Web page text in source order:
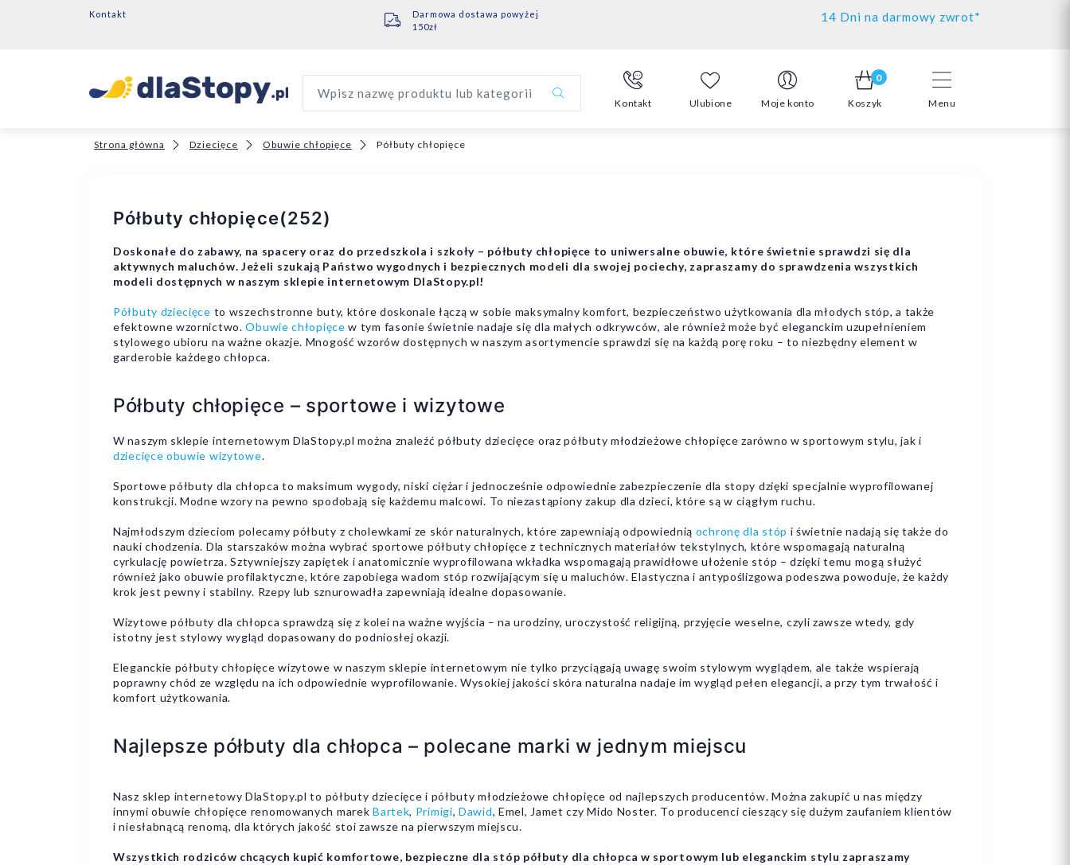
Kontakt
Darmowa dostawa powyżej
150zł
14 Dni na darmowy zwrot*
Menu
Wpisz nazwę produktu lub kategorii
Kontakt Ulubione Moje konto
0
Koszyk
Strona główna Dziecięce Obuwie chłopięce Półbuty chłopięce
Półbuty chłopięce(252)
Doskonałe do zabawy, na spacery oraz do przedszkola i szkoły – półbuty chłopięce to uniwersalne obuwie, które świetnie sprawdzi się dla
aktywnych maluchów. Jeżeli szukają Państwo wygodnych i bezpiecznych modeli dla swojej pociechy, zapraszamy do sprawdzenia wszystkich
modeli dostępnych w naszym sklepie internetowym DlaStopy.pl!
Półbuty dziecięce to wszechstronne buty, które doskonale łączą w sobie maksymalny komfort, bezpieczeństwo użytkowania dla młodych stóp, a także
efektowne wzornictwo.Obuwie chłopięce w tym fasonie świetnie nadaje się dla małych odkrywców, ale również może być eleganckim uzupełnieniem
stylowego ubioru na ważne okazje. Mnogość wzorów dostępnych w naszym asortymencie sprawdzi się na każdą porę roku – to niezbędny element w
garderobie każdego chłopca.
Półbuty chłopięce – sportowe i wizytowe
W naszym sklepie internetowym DlaStopy.pl można znaleźć półbuty dziecięce oraz półbuty młodzieżowe chłopięce zarówno w sportowym stylu, jak i
dziecięce obuwie wizytowe.
Sportowe półbuty dla chłopca to maksimum wygody, niski ciężar i jednocześnie odpowiednie zabezpieczenie dla stopy dzięki specjalnie wyprofilowanej
konstrukcji. Modne wzory na pewno spodobają się każdemu malcowi. To niezastąpiony zakup dla dzieci, które są w ciągłym ruchu.
Najmłodszym dzieciom polecamy półbuty z cholewkami ze skór naturalnych, które zapewniają odpowiednią ochronę dla stóp i świetnie nadają się także do
nauki chodzenia. Dla starszaków można wybrać sportowe półbuty chłopięce z technicznych materiałów tekstylnych, które wspomagają naturalną
cyrkulację powietrza. Sztywniejszy zapiętek i anatomicznie wyprofilowana wkładka wspomagają prawidłowe ułożenie stóp – dzięki temu mogą służyć
również jako obuwie profilaktyczne, które zapobiega wadom stóp rozwijającym się u maluchów. Elastyczna i antypoślizgowa podeszwa powoduje, że każdy
krok jest pewny i stabilny. Rzepy lub sznurowadła zapewniają idealne dopasowanie.
Wizytowe półbuty dla chłopca sprawdzą się z kolei na ważne wyjścia – na urodziny, uroczystość religijną, przyjęcie weselne, czyli zawsze wtedy, gdy
istotny jest stylowy wygląd dopasowany do podniosłej okazji.
Eleganckie półbuty chłopięce wizytowe w naszym sklepie internetowym nie tylko przyciągają uwagę swoim stylowym wyglądem, ale także wspierają
poprawny chód ze względu na ich odpowiednie wyprofilowanie. Wysokiej jakości skóra naturalna nadaje im wygląd pełen elegancji, a przy tym trwałość i
komfort użytkowania.
Najlepsze półbuty dla chłopca – polecane marki w jednym miejscu
Nasz sklep internetowy DlaStopy.pl to półbuty dziecięce i półbuty młodzieżowe chłopięce od najlepszych producentów. Można zakupić u nas między
innymi obuwie chłopięce renomowanych marekBartek, Primigi,Dawid, Emel, Jamet czy Mido Noster. To producenci cieszący się dużym zaufaniem klientów
i niesłabnącą renomą, dla których jakość stoi zawsze na pierwszym miejscu.
Wszystkich rodziców chcących kupić komfortowe, bezpieczne dla stóp półbuty dla chłopca w sportowym lub eleganckim stylu zapraszamy